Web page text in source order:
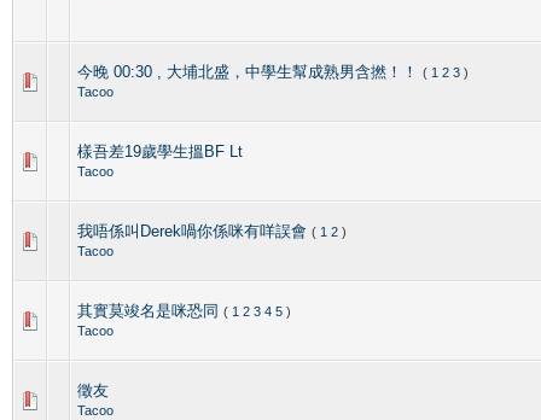
今晚 00:30 , 大埔北盛，中學生幫成熟男含撚！！ ( 1 2 3 )
Tacoo
樣吾差19歲學生搵BF Lt
Tacoo
我唔係叫Derek喎你係咪有咩誤會 ( 1 2 )
Tacoo
其實莫竣名是咪恐同 ( 1 2 3 4 5 )
Tacoo
徵友
Tacoo